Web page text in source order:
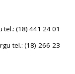
tel.: (18) 441 24 01
tel.: (18) 266 23